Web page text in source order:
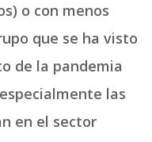
o con menos
que se ha visto
de la pandemia
las
en el sector